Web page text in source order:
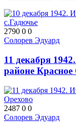
2790 0 0
Солорев Эдуард
11 декабря
районе Красное
2487 0 0
Солорев Эдуард